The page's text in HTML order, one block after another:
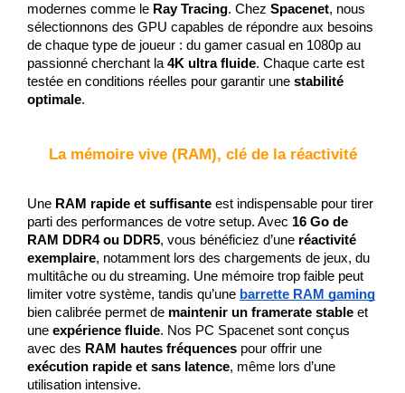
modernes comme le Ray Tracing. Chez Spacenet, nous
sélectionnons des GPU capables de répondre aux besoins
de chaque type de joueur : du gamer casual en 1080p au
passionné cherchant la 4K ultra fluide. Chaque carte est
testée en conditions réelles pour garantir une stabilité
optimale.
La mémoire vive (RAM), clé de la réactivité
Une RAM rapide et suffisante est indispensable pour tirer
parti des performances de votre setup. Avec 16 Go de
RAM DDR4 ou DDR5, vous bénéficiez d’une réactivité
exemplaire, notamment lors des chargements de jeux, du
multitâche ou du streaming. Une mémoire trop faible peut
limiter votre système, tandis qu’une barrette RAM gaming
bien calibrée permet de maintenir un framerate stable et
une expérience fluide. Nos PC Spacenet sont conçus
avec des RAM hautes fréquences
exécution rapide et sans latence, même lors d’une
utilisation intensive.